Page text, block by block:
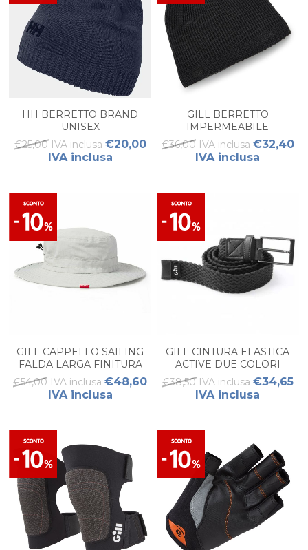
HH BERRETTO BRAND
UNISEX
€25,00 IVA inclusa €20,00
IVA inclusa
GILL BERRETTO
IMPERMEABILE
€36,00 IVA inclusa €32,40
IVA inclusa
GILL CAPPELLO SAILING
FALDA LARGA FINITURA
IDROREPELLENTE
€54,00 IVA inclusa €48,60
IVA inclusa
GILL CINTURA ELASTICA
ACTIVE DUE COLORI
€38,50 IVA inclusa €34,65
IVA inclusa